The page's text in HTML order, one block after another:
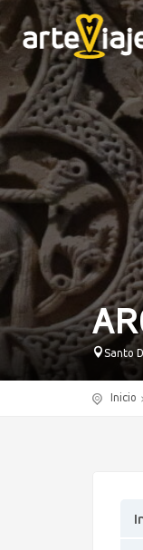
Santo
Inicio